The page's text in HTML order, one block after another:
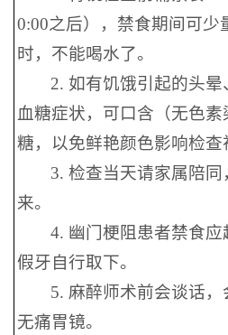
0:00之后），禁食期间可少
时，不能喝水了。
2. 如有饥饿引起的头
血糖症状，可口含（无色
糖，以免鲜艳颜色影响检查
3. 检查当天请家属陪
来。
4. 幽门梗阻患者禁食
假牙自行取下。
5. 麻醉师术前会谈话
无痛胃镜。